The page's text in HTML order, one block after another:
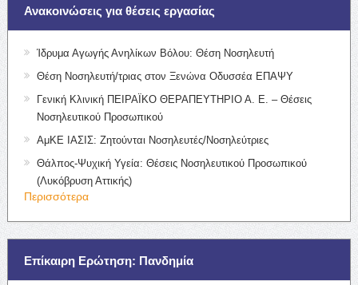
Ανακοινώσεις για θέσεις εργασίας
Ίδρυμα Αγωγής Ανηλίκων Βόλου: Θέση Νοσηλευτή
Θέση Νοσηλευτή/τριας στον Ξενώνα Οδυσσέα ΕΠΑΨΥ
Γενική Κλινική ΠΕΙΡΑΪΚΟ ΘΕΡΑΠΕΥΤΗΡΙΟ Α. Ε. – Θέσεις
Νοσηλευτικού Προσωπικού
ΑμΚΕ ΙΑΣΙΣ: Ζητούνται Νοσηλευτές/Νοσηλεύτριες
Θάλπος-Ψυχική Υγεία: Θέσεις Νοσηλευτικού Προσωπικού
(Λυκόβρυση Αττικής)
Περισσότερα
Επίκαιρη Ερώτηση: Πανδημία